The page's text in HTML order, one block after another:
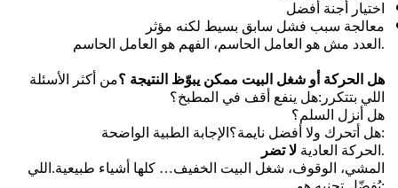
اختيار أجنة أفضل
معالجة سبب فشل سابق بسيط لكنه مؤثر
العدد مش هو العامل الحاسم، الفهم هو العامل الحاسم.
هل الحركة أو شغل البيت ممكن يبوّظ النتيجة ؟
اللي بتتكرر:هل ينفع أقف في المطبخ؟
هل أنزل السلم؟
هل أتحرك ولا أفضل نايمة؟الإجابة الطبية الواضحة:
الحركة العادية لا تضر
.
المشي، الوقوف، شغل البيت الخفيف… كلها أشياء طبيعية.